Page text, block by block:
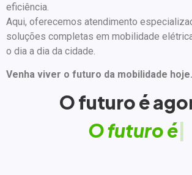
eficiência.
Aqui, oferecemos atendimento
soluções completas em mobilidade
o dia a dia da cidade.
Venha viver o futuro da mobilidade hoje.
O futuro é
OfuturoéE